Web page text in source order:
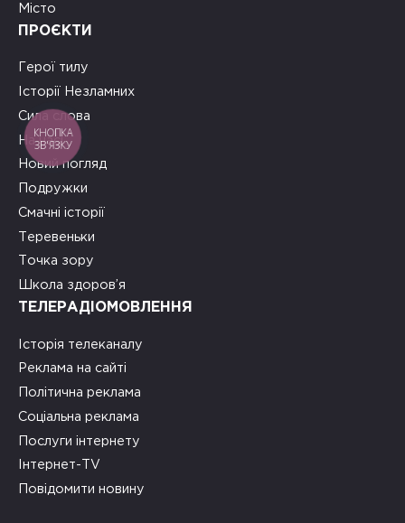
Місто
ПРОЄКТИ
Герої тилу
Історії Незламних
Сила слова
На часі
Новий погляд
Подружки
Смачні історії
Теревеньки
Точка зору
Школа здоров’я
ТЕЛЕРАДІОМОВЛЕННЯ
Історія телеканалу
Реклама на сайті
Політична реклама
Соціальна реклама
Послуги інтернету
Інтернет-TV
Повідомити новину
КНОПКА
ЗВ'ЯЗКУ